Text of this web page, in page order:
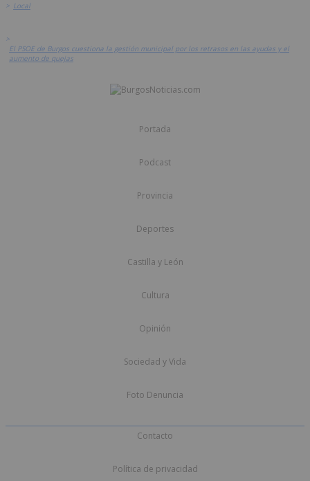
> Local
>
El PSOE de Burgos cuestiona la gestión municipal por los retrasos en las ayudas y el
aumento de quejas
Portada
Podcast
Provincia
Deportes
Castilla y León
Cultura
Opinión
Sociedad y Vida
Foto Denuncia
Contacto
Política de privacidad